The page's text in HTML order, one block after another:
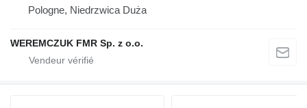
Pologne, Niedrzwica Duża
WEREMCZUK FMR Sp. z o.o.